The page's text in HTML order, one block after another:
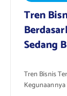
Tren
Sedang
Tren Bisnis